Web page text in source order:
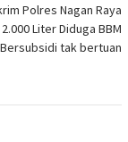
Polres Nagan Raya
Liter Diduga BBM
tak bertuan